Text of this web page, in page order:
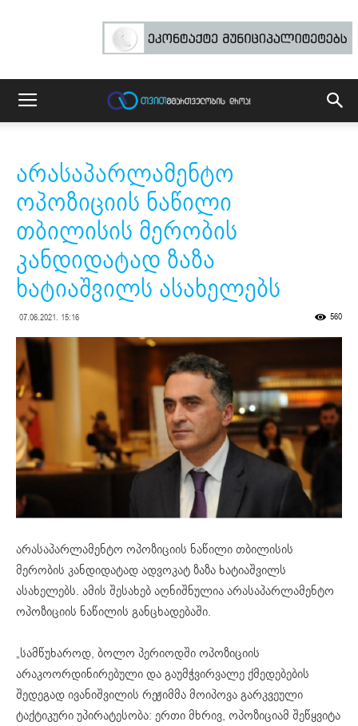
არასაპარლამენტო
ოპოზიციის ნაწილი
თბილისის მერობის
კანდიდატად ზაზა
ხატიაშვილს ასახელებს
07.06.2021. 15:16 560
არასაპარლამენტო ოპოზიციის ნაწილი თბილისის
მერობის კანდიდატად ადვოკატ ზაზა ხატიაშვილს
ასახელებს. ამის შესახებ აღნიშნულია არასაპარლამენტო
ოპოზიციის ნაწილის განცხადებაში.
„სამწუხაროდ, ბოლო პერიოდში ოპოზიციის
არაკოორდინირებული და გაუმჭვირვალე ქმედებების
შედეგად ივანიშვილის რეჟიმმა მოიპოვა გარკვეული
ტაქტიკური უპირატესობა: ერთი მხრივ, ოპოზიციამ შეწყვიტა